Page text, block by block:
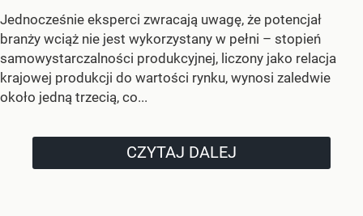
Jednocześnie eksperci zwracają uwagę, że potencjał
branży wciąż nie jest wykorzystany w pełni – stopień
samowystarczalności produkcyjnej, liczony jako relacja
krajowej produkcji do wartości rynku, wynosi zaledwie
około jedną trzecią, co...
CZYTAJ DALEJ